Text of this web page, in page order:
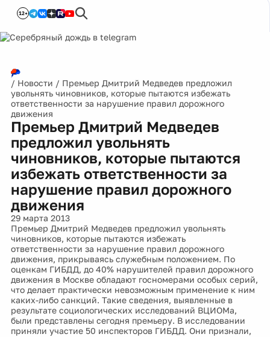
12+
/ Новости / Премьер Дмитрий Медведев предложил
увольнять чиновников, которые пытаются избежать
ответственности за нарушение правил дорожного
движения
Премьер Дмитрий Медведев
предложил увольнять
чиновников, которые пытаются
избежать ответственности за
нарушение правил дорожного
движения
29 марта 2013
Премьер Дмитрий Медведев предложил увольнять
чиновников, которые пытаются избежать
ответственности за нарушение правил дорожного
движения, прикрываясь служебным положением. По
оценкам ГИБДД, до 40% нарушителей правил дорожного
движения в Москве обладают госномерами особых серий,
что делает практически невозможным применение к ним
каких-либо санкций. Такие сведения, выявленные в
результате социологических исследований ВЦИОМа,
были представлены сегодня премьеру. В исследовании
приняли участие 50 инспекторов ГИБДД. Они признали,